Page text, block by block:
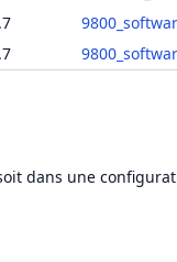
dans une